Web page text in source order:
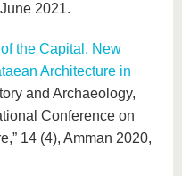
2021.
the Capital. New
Architecture in
and Archaeology,
Conference on
14 (4), Amman 2020,